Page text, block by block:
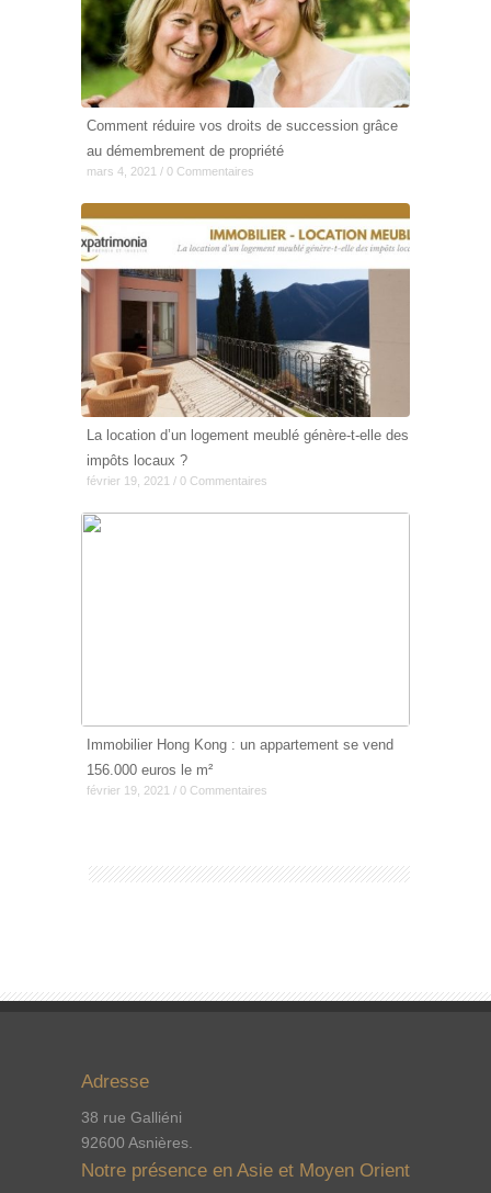
Comment réduire vos droits de succession grâce
au démembrement de propriété
mars 4, 2021 / 0 Commentaires
La location d’un logement meublé génère-t-elle des
impôts locaux ?
février 19, 2021 / 0 Commentaires
Immobilier Hong Kong : un appartement se vend
156.000 euros le m²
février 19, 2021 / 0 Commentaires
Adresse
38 rue Galliéni
92600 Asnières.
Notre présence en Asie et Moyen Orient